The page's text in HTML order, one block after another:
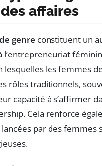
affaires
genre constituent un
l’entrepreneuriat
lesquelles les femmes
rôles traditionnels,
capacité à s’affirmer
Cela renforce
par des femmes